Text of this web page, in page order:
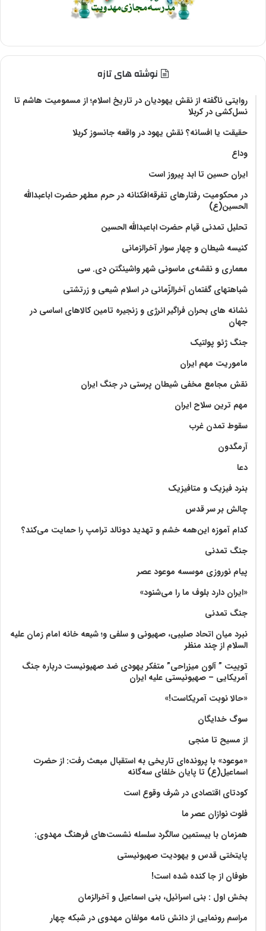
نوشته های تازه
روایتی ناگفته از نقش یهودیان در تاریخ اسلام؛ از مسمومیت هاشم تا
نسل‌کشی در کربلا
حقیقت یا افسانه؟‌ نقش یهود در واقعه جانسوز کربلا
وداع
ایران حسین تا ابد پیروز است
در محکومیت رفتارهای تفرقه‌افکنانه در حرم مطهر حضرت اباعبدالله
الحسین(ع)
تحلیل تمدنی قیام حضرت اباعبدالله الحسین
کنیسه شیطان و چهار سوار آخرالزمانی
معماری و نقشه‌ی ماسونی شهر واشينگتن دی. سی
شباهتهای گفتمان آخر‌الزّمانی در اسلام شیعی و زرتشتی
نشانه های بحران فراگیر انرژی و زنجیره تامین کالاهای اساسی در
جهان
جنگ ژئو پولتیک
ماموریت مهم ایران
نقش مجامع مخفی شیطان پرستی در جنگ ایران
مهم ترین سلاح ایران
سقوط تمدن غرب
آرمگدون
دعا
بنرد فیزیک و متافیزیک
چالش بر سر قدس
کدام آموزه این‌همه خشم و تهدید دونالد ترامپ را حمایت می‌کند؟
جنگ تمدنی
پیام نوروزی موسسه موعود عصر
«ایران دارد بلوف ما را می‌شنود»
جنگ تمدنی
نبرد میان اتحاد صلیبی، صهیونی و سلفی و؛ شیعه خانه امام زمان علیه
السلام از چند منظر
توییت ” آلون میزراحی” متفکر یهودی ضد صهیونیست درباره جنگ
آمریکایی – صهیونیستی علیه ایران
«حالا نوبت آمریکاست!»
سوگ خدایگان
از مسیح تا منجی
«موعود» با پرونده‌ای تاریخی به استقبال مبعث رفت: از حضرت
اسماعیل(ع) تا پایان خلفای سه‌گانه
کودتای اقتصادی در شرف وقوع است
فلوت نوازان عصر ما
همزمان با بیستمین سالگرد سلسله نشست‌های فرهنگ مهدوی:‌
پایتختی قدس و یهودیت صهیونیستی
طوفان از جا کنده شده است!
بخش اول : بنی اسرائیل، بنی اسماعیل و آخرالزمان
مراسم رونمایی از دانش نامه مولفان مهدوی در شبکه چهار